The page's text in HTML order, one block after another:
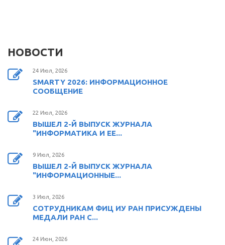
НОВОСТИ
24 Июл, 2026
SMARTY 2026: ИНФОРМАЦИОННОЕ
СООБЩЕНИЕ
22 Июл, 2026
ВЫШЕЛ 2-Й ВЫПУСК ЖУРНАЛА
"ИНФОРМАТИКА И ЕЕ...
9 Июл, 2026
ВЫШЕЛ 2-Й ВЫПУСК ЖУРНАЛА
"ИНФОРМАЦИОННЫЕ...
3 Июл, 2026
СОТРУДНИКАМ ФИЦ ИУ РАН ПРИСУЖДЕНЫ
МЕДАЛИ РАН С...
24 Июн, 2026